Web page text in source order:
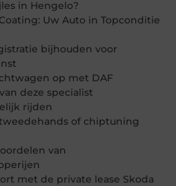
in Hengelo?
Uw Auto in Topconditie
bijhouden voor
op met DAF
deze specialist
rijden
of chiptuning
van
met de private lease Skoda